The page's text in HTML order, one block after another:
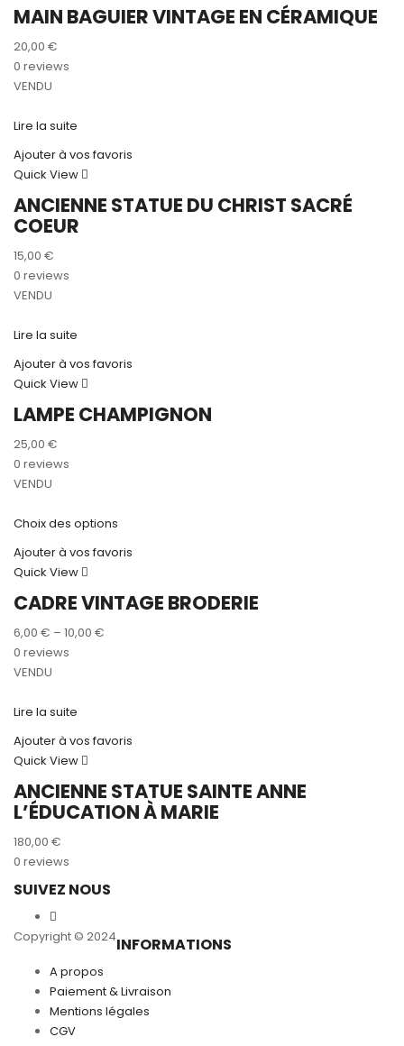
MAIN BAGUIER VINTAGE EN CÉRAMIQUE
20,00 €
0 reviews
VENDU
Lire la suite
Ajouter à vos favoris
Quick View
ANCIENNE STATUE DU CHRIST SACRÉ
COEUR
15,00 €
0 reviews
VENDU
Lire la suite
Ajouter à vos favoris
Quick View
LAMPE CHAMPIGNON
25,00 €
0 reviews
VENDU
Choix des options
Ajouter à vos favoris
Quick View
CADRE VINTAGE BRODERIE
6,00 € – 10,00 €
0 reviews
VENDU
Lire la suite
Ajouter à vos favoris
Quick View
ANCIENNE STATUE SAINTE ANNE
L’ÉDUCATION À MARIE
180,00 €
0 reviews
SUIVEZ NOUS
Copyright © 2024INFORMATIONS
A propos
Paiement & Livraison
Mentions légales
CGV